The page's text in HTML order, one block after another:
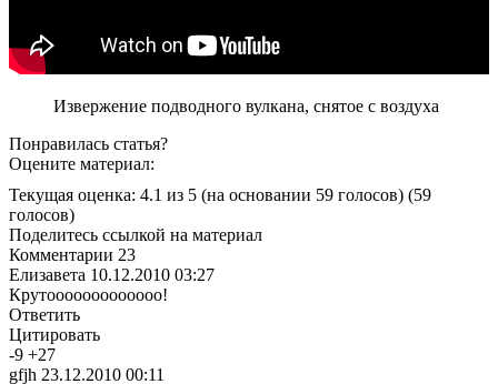
Извержение подводного вулкана, снятое с воздуха
Понравилась статья?
Оцените материал:
Текущая оценка: 4.1 из 5 (на основании 59 голосов) (59
голосов)
Поделитесь ссылкой на материал
Комментарии 23
Елизавета 10.12.2010 03:27
Крутооооооооооооо!
Ответить
Цитировать
-9 +27
gfjh 23.12.2010 00:11